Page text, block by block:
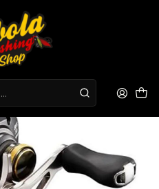
Shimano Curado BFS XG